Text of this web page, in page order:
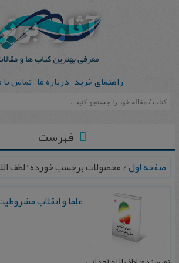
راهنمای خرید درباره ما تماس با
فهرست
صفحه اول/ محصولات برچسب خورده “لطف
علما و انقلاب